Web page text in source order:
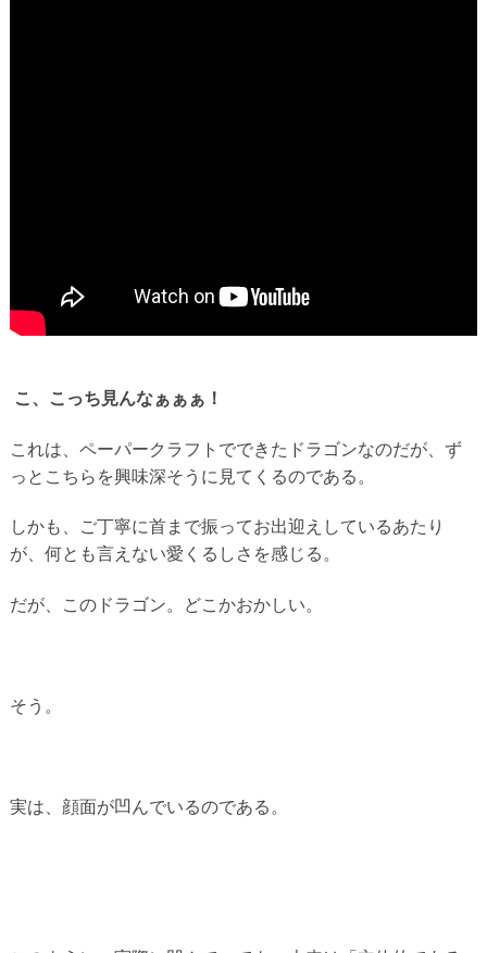
こ、こっち見んなぁぁぁ！
これは、ペーパークラフトでできたドラゴンなのだが、ず
っとこちらを興味深そうに見てくるのである。
しかも、ご丁寧に首まで振ってお出迎えしているあたり
が、何とも言えない愛くるしさを感じる。
だが、このドラゴン。どこかおかしい。
そう。
実は、顔面が凹んでいるのである。